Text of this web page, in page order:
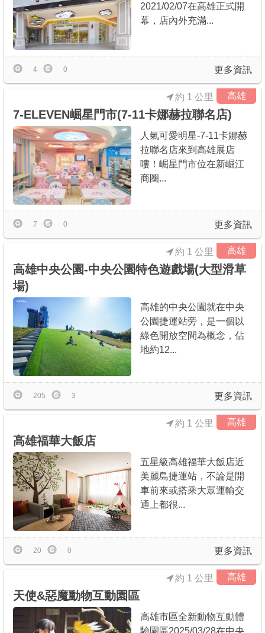
2021/02/07在高雄正式開
幕，店內外充滿...
更多資訊
4 0
高雄
7-ELEVEN崛星門市(7-11卡娜赫拉聯名店)
約 1 公里
人氣可愛明星-7-11卡娜赫
拉聯名店來到高雄展店
嘍！崛星門市位在新崛江
商圈...
更多資訊
7 0
高雄
高雄中央公園-中央公園特色遊戲場(大型滑草
場)
約 1 公里
高雄的中央公園就在中央
公園捷運站旁，是一個以
綠色開放空間為概念，佔
地約12...
更多資訊
205 3
高雄
高雄福華大飯店
約 1 公里
五星級高雄福華大飯店近
美麗島捷運站，不論是開
車前來或搭乘大眾運輸交
通上都很...
更多資訊
20 0
高雄
天使&惡魔動物互動園區
約 1 公里
高雄市區全新動物互動體
驗園區2025/03/28在中央